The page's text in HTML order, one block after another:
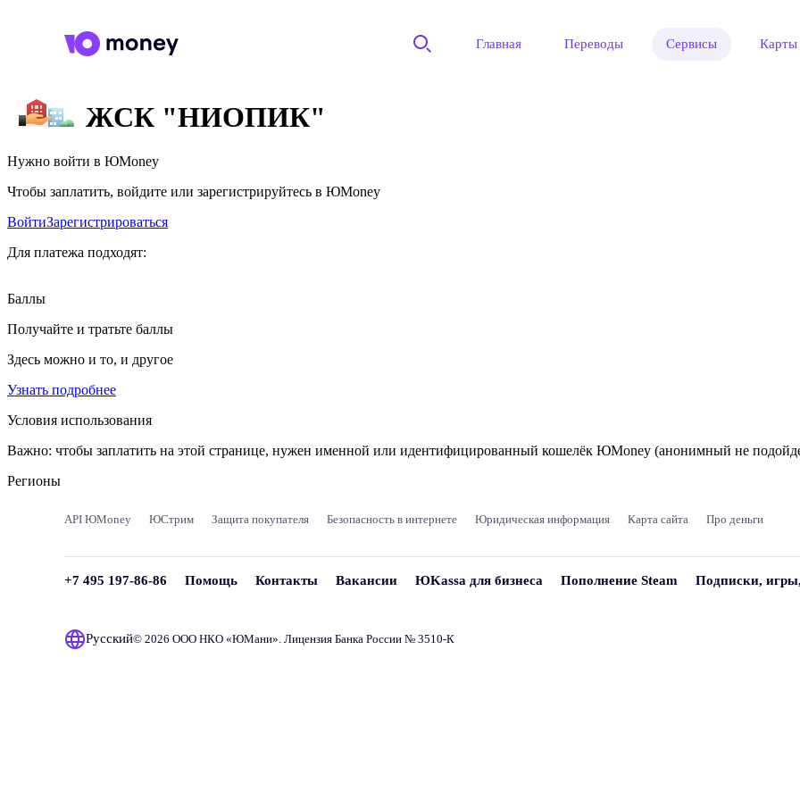
Главная Переводы Сервисы Карты
ЖСК "НИОПИК"
Нужно войти в ЮMoney
Чтобы заплатить, войдите или зарегистрируйтесь в ЮMoney
ВойтиЗарегистрироваться
Для платежа подходят:
Баллы
Получайте и тратьте баллы
Здесь можно и то, и другое
Узнать подробнее
Условия использования
Важно: чтобы заплатить на этой странице, нужен именной или идентифицированный кошелёк ЮMoney (анонимный не
Регионы
API ЮMoney ЮСтрим Защита покупателя Безопасность в интернете Юридическая информация Карта сайта Про деньги
+7 495 197-86-86 Помощь Контакты Вакансии ЮKassa для бизнеса Пополнение Steam Подписки,
Русский© 2026 ООО НКО «ЮМани». Лицензия Банка России № 3510‑К